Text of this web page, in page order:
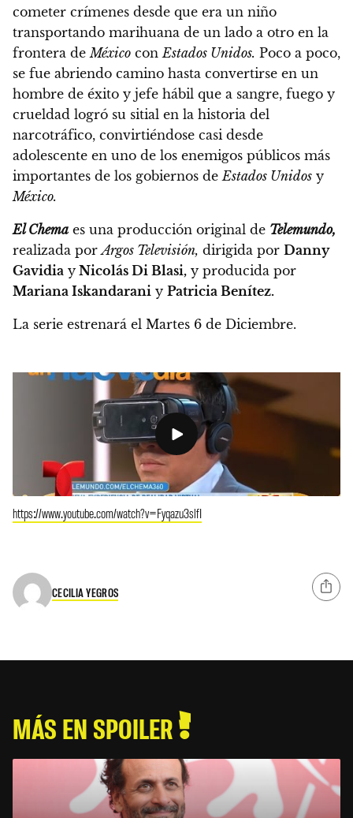
cometer crímenes desde que era un niño
transportando marihuana de un lado a otro en la
frontera de México con Estados Unidos. Poco a poco,
se fue abriendo camino hasta convertirse en un
hombre de éxito y jefe hábil que a sangre, fuego y
crueldad logró su sitial en la historia del
narcotráfico, convirtiéndose casi desde
adolescente en uno de los enemigos públicos más
importantes de los gobiernos de Estados Unidos y
México.
El Chema es una producción original de Telemundo,
realizada porArgos Televisión, dirigida por Danny
Gavidia y Nicolás Di Blasi, y producida por
Mariana Iskandarani y Patricia Benítez.
La serie estrenará el Martes 6 de Diciembre.
https://www.youtube.com/watch?v=Fyqazu3slfI
CECILIA YEGROS
MÁS EN SPOILER